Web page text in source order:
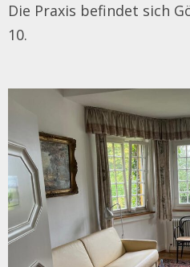
Die Praxis befindet sich
10.